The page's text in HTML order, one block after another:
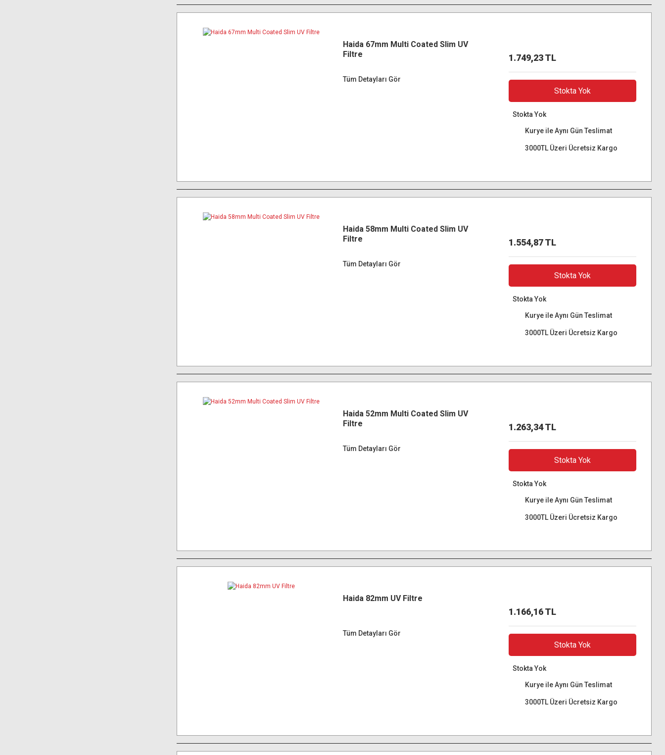
Haida 67mm Multi Coated Slim UV
Filtre
Tüm Detayları Gör
1.749,23 TL
Stokta Yok
Stokta Yok
Kurye ile Aynı Gün Teslimat
3000TL Üzeri Ücretsiz Kargo
Haida 58mm Multi Coated Slim UV
Filtre
Tüm Detayları Gör
1.554,87 TL
Stokta Yok
Stokta Yok
Kurye ile Aynı Gün Teslimat
3000TL Üzeri Ücretsiz Kargo
Haida 52mm Multi Coated Slim UV
Filtre
Tüm Detayları Gör
1.263,34 TL
Stokta Yok
Stokta Yok
Kurye ile Aynı Gün Teslimat
3000TL Üzeri Ücretsiz Kargo
Haida 82mm UV Filtre
Tüm Detayları Gör
1.166,16 TL
Stokta Yok
Stokta Yok
Kurye ile Aynı Gün Teslimat
3000TL Üzeri Ücretsiz Kargo